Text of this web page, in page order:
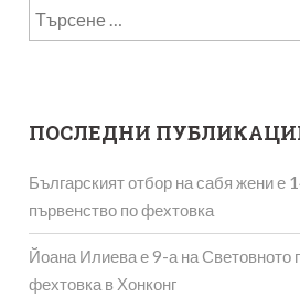
Търсене
за:
ПОСЛЕДНИ
Българският отбор на сабя жени е
първенство по фехтовка
Йоана Илиева е 9-а на Световното
фехтовка в Хонконг